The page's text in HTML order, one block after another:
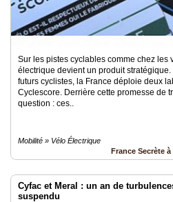
Sur les pistes cyclables comme chez les
électrique devient un produit
futurs cyclistes, la France déploie deux
Cyclescore. Derrière cette promesse de
question : ces..
Mobilité » Vélo Électrique
France Secrète à
Cyfac et Meral : un an de
suspendu